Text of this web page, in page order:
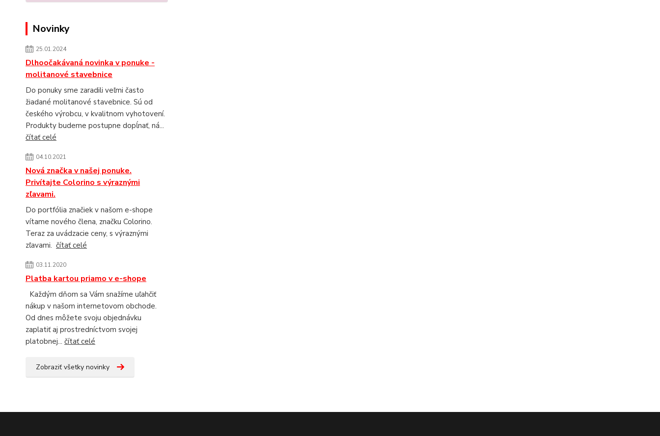
Novinky
25.01.2024
Dlhoočakávaná novinka v ponuke -
molitanové stavebnice
Do ponuky sme zaradili veľmi často
žiadané molitanové stavebnice. Sú od
českého výrobcu, v kvalitnom vyhotovení.
Produkty budeme postupne dopĺnať, ná...
čítať celé
04.10.2021
Nová značka v našej ponuke.
Privítajte Colorino s výraznými
zľavami.
Do portfólia značiek v našom e-shope
vítame nového člena, značku Colorino.
Teraz za uvádzacie ceny, s výraznými
zľavami. čítať celé
03.11.2020
Platba kartou priamo v e-shope
Každým dňom sa Vám snažíme uľahčiť
nákup v našom internetovom obchode.
Od dnes môžete svoju objednávku
zaplatiť aj prostredníctvom svojej
platobnej... čítať celé
Zobraziť všetky novinky